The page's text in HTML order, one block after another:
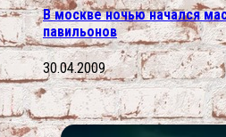
В москве ночью начался
павильонов
30.04.2009